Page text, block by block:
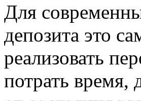
Для
депозита это
реализовать
потрать время,